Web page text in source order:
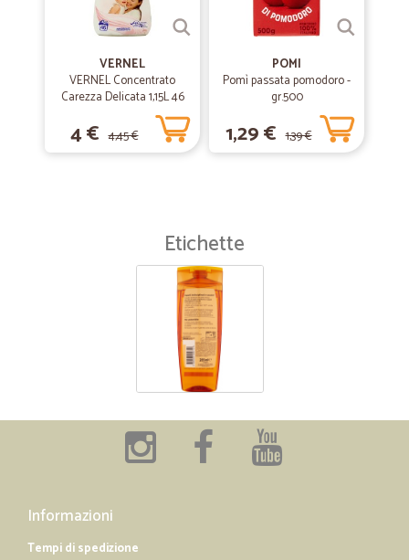
VERNEL
VERNEL Concentrato
Carezza Delicata 1,15L 46
4 € 4,45 €
POMI
Pomì passata pomodoro -
gr.500
1,29 € 1,39 €
Etichette
Informazioni
Tempi di spedizione